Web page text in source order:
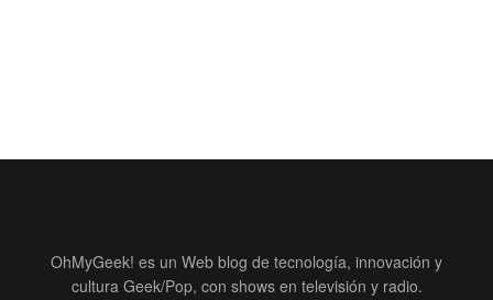
OhMyGeek! es un Web blog de tecnología, innovación y
cultura Geek/Pop, con shows en televisión y radio.